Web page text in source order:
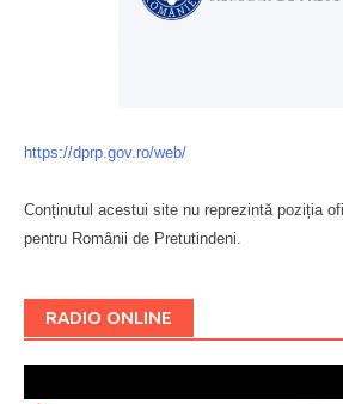
https://dprp.gov.ro/web/
Conținutul acestui site nu reprezintă poziția
pentru Românii de Pretutindeni.
RADIO ONLINE